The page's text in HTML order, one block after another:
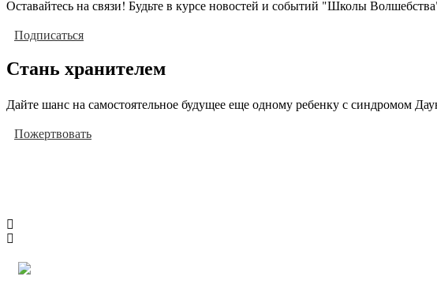
Оставайтесь на связи! Будьте в курсе новостей и событий "Школы
Подписаться
Стань хранителем
Дайте шанс на самостоятельное будущее еще одному ребенку с синдромом
Пожертвовать